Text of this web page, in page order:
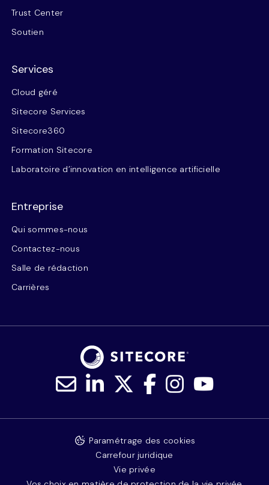
Trust Center
Soutien
Services
Cloud géré
Sitecore Services
Sitecore360
Formation Sitecore
Laboratoire d’innovation en intelligence artificielle
Entreprise
Qui sommes-nous
Contactez-nous
Salle de rédaction
Carrières
Paramétrage des cookies
Carrefour juridique
Vie privée